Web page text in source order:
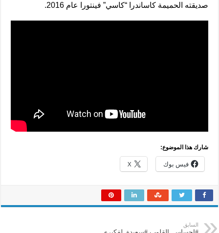
صديقته الحميمة كاساندرا “كاسي” فينتورا عام 2016.
شارك هذا الموضوع:
فيس بوك X
السابق